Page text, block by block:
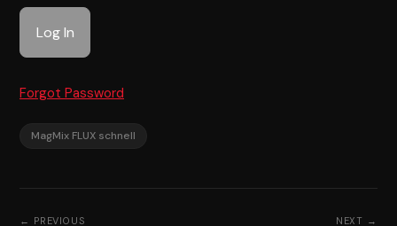
Forgot Password
MagMix FLUX schnell
← PREVIOUS NEXT →